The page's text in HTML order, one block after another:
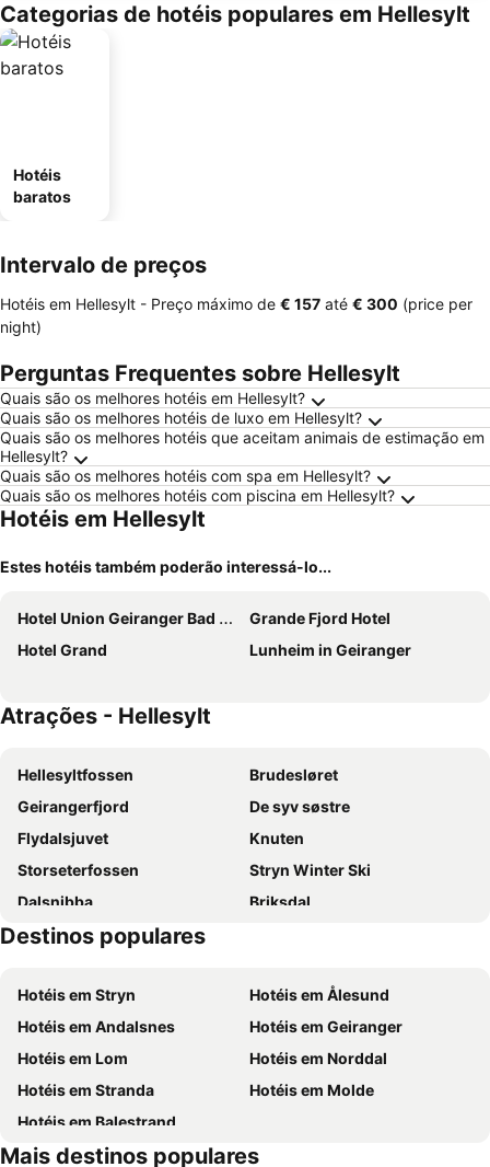
Categorias de hotéis populares em Hellesylt
Hotéis
baratos
Intervalo de preços
Hotéis em Hellesylt - Preço máximo de ‎€ 157 até ‎€ 300 (price per
night)
Perguntas Frequentes sobre Hellesylt
Quais são os melhores hotéis em Hellesylt?
Quais são os melhores hotéis de luxo em Hellesylt?
Quais são os melhores hotéis que aceitam animais de estimação em
Hellesylt?
Quais são os melhores hotéis com spa em Hellesylt?
Quais são os melhores hotéis com piscina em Hellesylt?
Hotéis em Hellesylt
Estes hotéis também poderão interessá-lo...
Hotel Union Geiranger Bad & Spa
Grande Fjord Hotel
Hotel Grand
Lunheim in Geiranger
Atrações - Hellesylt
Hellesyltfossen
Brudesløret
Geirangerfjord
De syv søstre
Flydalsjuvet
Knuten
Storseterfossen
Stryn Winter Ski
Dalsnibba
Briksdal
Gudbrandsjuvet
Destinos populares
Hotéis em Stryn
Hotéis em Ålesund
Hotéis em Andalsnes
Hotéis em Geiranger
Hotéis em Lom
Hotéis em Norddal
Hotéis em Stranda
Hotéis em Molde
Hotéis em Balestrand
Mais destinos populares